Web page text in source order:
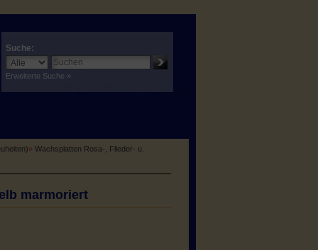
Suche:
Erweiterte Suche »
» Wachsplatten Rosa-, Flieder- u.
marmoriert